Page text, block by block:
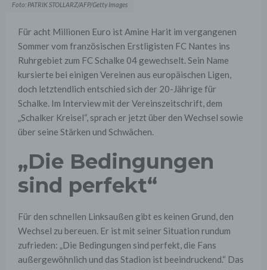
Foto: PATRIK STOLLARZ/AFP/Getty Images
Für acht Millionen Euro ist Amine Harit im vergangenen
Sommer vom französischen Erstligisten FC Nantes ins
Ruhrgebiet zum FC Schalke 04 gewechselt. Sein Name
kursierte bei einigen Vereinen aus europäischen Ligen,
doch letztendlich entschied sich der 20-Jährige für
Schalke. Im Interview mit der Vereinszeitschrift, dem
„Schalker Kreisel“, sprach er jetzt über den Wechsel sowie
über seine Stärken und Schwächen.
„Die Bedingungen
sind perfekt“
Für den schnellen Linksaußen gibt es keinen Grund, den
Wechsel zu bereuen. Er ist mit seiner Situation rundum
zufrieden: „Die Bedingungen sind perfekt, die Fans
außergewöhnlich und das Stadion ist beeindruckend.“ Das